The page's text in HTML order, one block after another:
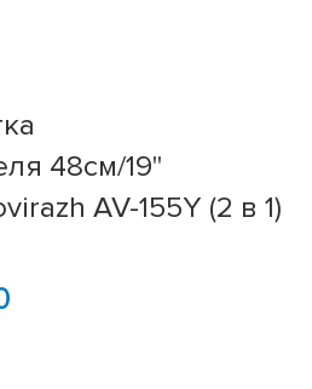
48см/19''
AV-155Y (2 в 1)